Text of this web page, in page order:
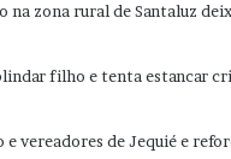
na zona rural de Santaluz
filho e tenta estancar
vereadores de Jequié e